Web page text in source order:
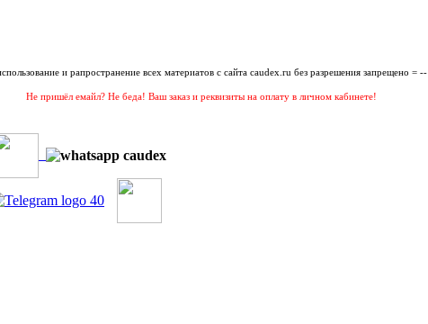
и рапространение всех материатов с сайта caudex.ru без разрешения запрещено = --
Не пришёл емайл? Не беда! Ваш заказ и реквизиты на оплату в личном кабинете!